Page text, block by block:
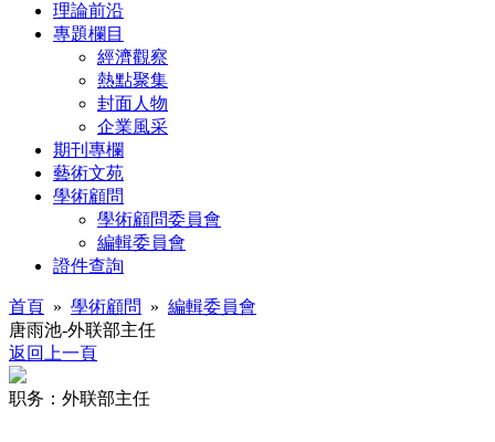
理論前沿
專題欄目
經濟觀察
熱點聚集
封面人物
企業風采
期刊專欄
藝術文苑
學術顧問
學術顧問委員會
編輯委員會
證件查詢
首頁 » 學術顧問 » 編輯委員會
唐雨池-外联部主任
返回上一頁
职务：外联部主任